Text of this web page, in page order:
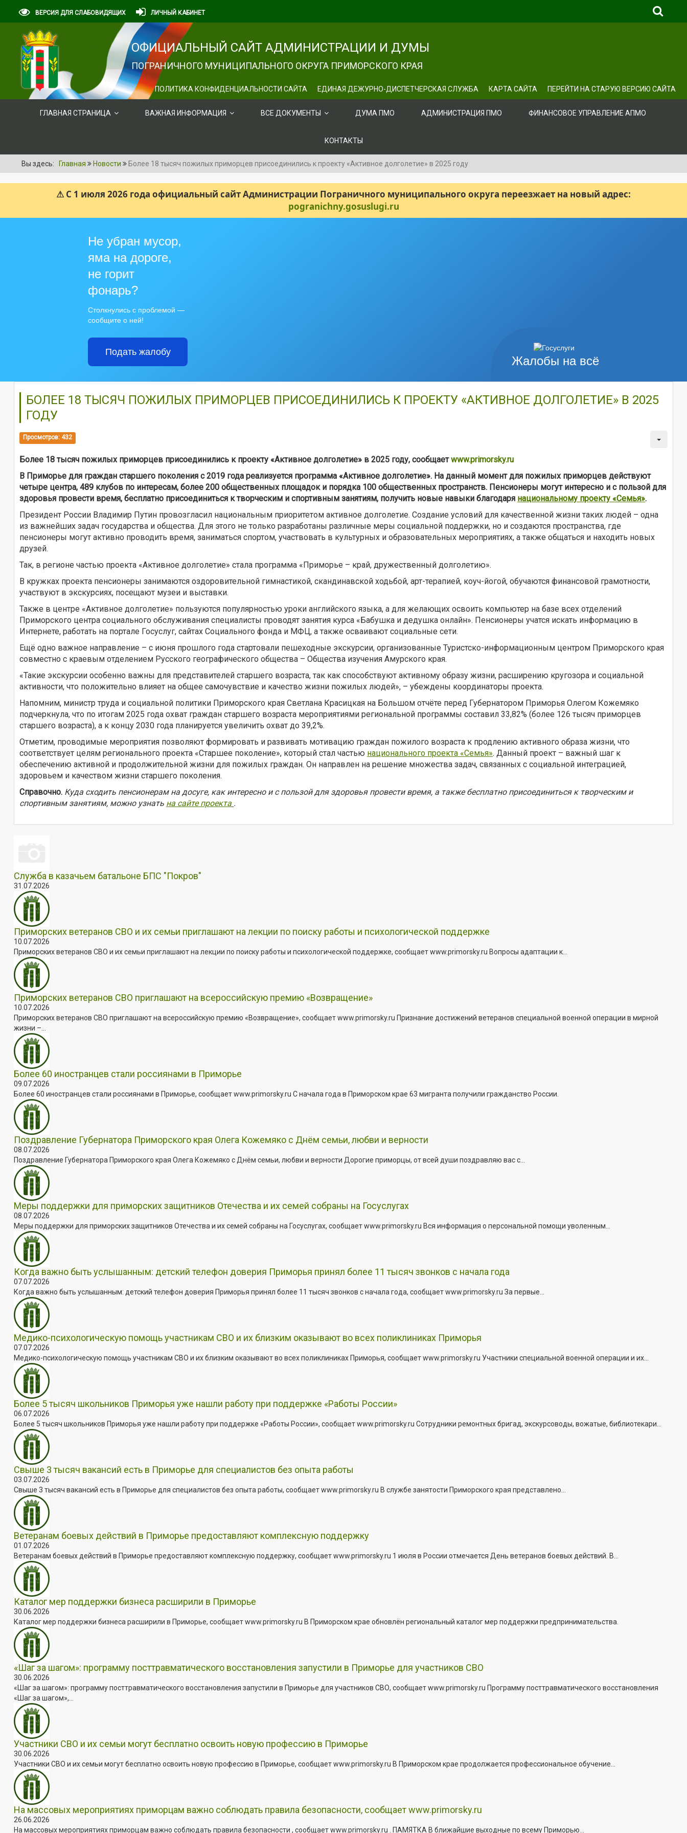
ВЕРСИЯ ДЛЯ СЛАБОВИДЯЩИХ ЛИЧНЫЙ КАБИНЕТ
ОФИЦИАЛЬНЫЙ САЙТ АДМИНИСТРАЦИИ И ДУМЫ
ПОГРАНИЧНОГО МУНИЦИПАЛЬНОГО ОКРУГА ПРИМОРСКОГО КРАЯ
ПОЛИТИКА КОНФИДЕНЦИАЛЬНОСТИ САЙТА ЕДИНАЯ ДЕЖУРНО-ДИСПЕТЧЕРСКАЯ СЛУЖБА КАРТА САЙТА ПЕРЕЙТИ НА СТАРУЮ ВЕРСИЮ САЙТА
ГЛАВНАЯ СТРАНИЦА ВАЖНАЯ ИНФОРМАЦИЯ ВСЕ ДОКУМЕНТЫ ДУМА ПМО АДМИНИСТРАЦИЯ ПМО ФИНАНСОВОЕ УПРАВЛЕНИЕ АПМО
КОНТАКТЫ
Вы здесь: Главная Новости Более 18 тысяч пожилых приморцев присоединились к проекту «Активное долголетие» в 2025 году
⚠ С 1 июля 2026 года официальный сайт Администрации Пограничного муниципального округа переезжает на новый адрес:
pogranichny.gosuslugi.ru
Жалобы на всё
Не убран мусор,
яма на дороге,
не горит
фонарь?
Столкнулись с проблемой —
сообщите о ней!
Подать жалобу
БОЛЕЕ 18 ТЫСЯЧ ПОЖИЛЫХ ПРИМОРЦЕВ ПРИСОЕДИНИЛИСЬ К ПРОЕКТУ «АКТИВНОЕ ДОЛГОЛЕТИЕ» В 2025
ГОДУ
Просмотров: 432
Более 18 тысяч пожилых приморцев присоединились к проекту «Активное долголетие» в 2025 году, сообщаетwww.primorsky.ru
В Приморье для граждан старшего поколения с 2019 года реализуется программа «Активное долголетие». На данный момент для пожилых приморцев действуют
четыре центра, 489 клубов по интересам, более 200 общественных площадок и порядка 100 общественных пространств. Пенсионеры могут интересно и с пользой для
здоровья провести время, бесплатно присоединиться к творческим и спортивным занятиям, получить новые навыки благодаря национальному проекту «Семья».
Президент России Владимир Путин провозгласил национальным приоритетом активное долголетие. Создание условий для качественной жизни таких людей – одна
из важнейших задач государства и общества. Для этого не только разработаны различные меры социальной поддержки, но и создаются пространства, где
пенсионеры могут активно проводить время, заниматься спортом, участвовать в культурных и образовательных мероприятиях, а также общаться и находить новых
друзей.
Так, в регионе частью проекта «Активное долголетие» стала программа «Приморье – край, дружественный долголетию».
В кружках проекта пенсионеры занимаются оздоровительной гимнастикой, скандинавской ходьбой, арт-терапией, коуч-йогой, обучаются финансовой грамотности,
участвуют в экскурсиях, посещают музеи и выставки.
Также в центре «Активное долголетие» пользуются популярностью уроки английского языка, а для желающих освоить компьютер на базе всех отделений
Приморского центра социального обслуживания специалисты проводят занятия курса «Бабушка и дедушка онлайн». Пенсионеры учатся искать информацию в
Интернете, работать на портале Госуслуг, сайтах Социального фонда и МФЦ, а также осваивают социальные сети.
Ещё одно важное направление – с июня прошлого года стартовали пешеходные экскурсии, организованные Туристско-информационным центром Приморского края
совместно с краевым отделением Русского географического общества – Общества изучения Амурского края.
«Такие экскурсии особенно важны для представителей старшего возраста, так как способствуют активному образу жизни, расширению кругозора и социальной
активности, что положительно влияет на общее самочувствие и качество жизни пожилых людей», – убеждены координаторы проекта.
Напомним, министр труда и социальной политики Приморского края Светлана Красицкая на Большом отчёте перед Губернатором Приморья Олегом Кожемяко
подчеркнула, что по итогам 2025 года охват граждан старшего возраста мероприятиями региональной программы составил 33,82% (более 126 тысяч приморцев
старшего возраста), а к концу 2030 года планируется увеличить охват до 39,2%.
Отметим, проводимые мероприятия позволяют формировать и развивать мотивацию граждан пожилого возраста к продлению активного образа жизни, что
соответствует целям регионального проекта «Старшее поколение», который стал частью национального проекта «Семья». Данный проект – важный шаг к
обеспечению активной и продолжительной жизни для пожилых граждан. Он направлен на решение множества задач, связанных с социальной интеграцией,
здоровьем и качеством жизни старшего поколения.
Справочно. Куда сходить пенсионерам на досуге, как интересно и с пользой для здоровья провести время, а также бесплатно присоединиться к творческим и
спортивным занятиям, можно узнать на сайте проекта .
Служба в казачьем батальоне БПС "Покров"
31.07.2026
Приморских ветеранов СВО и их семьи приглашают на лекции по поиску работы и психологической поддержке
10.07.2026
Приморских ветеранов СВО и их семьи приглашают на лекции по поиску работы и психологической поддержке, сообщает www.primorsky.ru Вопросы адаптации к...
Приморских ветеранов СВО приглашают на всероссийскую премию «Возвращение»
10.07.2026
Приморских ветеранов СВО приглашают на всероссийскую премию «Возвращение», сообщает www.primorsky.ru Признание достижений ветеранов специальной военной операции в мирной
жизни –...
Более 60 иностранцев стали россиянами в Приморье
09.07.2026
Более 60 иностранцев стали россиянами в Приморье, сообщает www.primorsky.ru С начала года в Приморском крае 63 мигранта получили гражданство России.
Поздравление Губернатора Приморского края Олега Кожемяко с Днём семьи, любви и верности
08.07.2026
Поздравление Губернатора Приморского края Олега Кожемяко с Днём семьи, любви и верности Дорогие приморцы, от всей души поздравляю вас с...
Меры поддержки для приморских защитников Отечества и их семей собраны на Госуслугах
08.07.2026
Меры поддержки для приморских защитников Отечества и их семей собраны на Госуслугах, сообщает www.primorsky.ru Вся информация о персональной помощи уволенным...
Когда важно быть услышанным: детский телефон доверия Приморья принял более 11 тысяч звонков с начала года
07.07.2026
Когда важно быть услышанным: детский телефон доверия Приморья принял более 11 тысяч звонков с начала года, сообщает www.primorsky.ru За первые...
Медико-психологическую помощь участникам СВО и их близким оказывают во всех поликлиниках Приморья
07.07.2026
Медико-психологическую помощь участникам СВО и их близким оказывают во всех поликлиниках Приморья, сообщает www.primorsky.ru Участники специальной военной операции и их...
Более 5 тысяч школьников Приморья уже нашли работу при поддержке «Работы России»
06.07.2026
Более 5 тысяч школьников Приморья уже нашли работу при поддержке «Работы России», сообщает www.primorsky.ru Сотрудники ремонтных бригад, экскурсоводы, вожатые, библиотекари...
Свыше 3 тысяч вакансий есть в Приморье для специалистов без опыта работы
03.07.2026
Свыше 3 тысяч вакансий есть в Приморье для специалистов без опыта работы, сообщает www.primorsky.ru В службе занятости Приморского края представлено...
Ветеранам боевых действий в Приморье предоставляют комплексную поддержку
01.07.2026
Ветеранам боевых действий в Приморье предоставляют комплексную поддержку, сообщает www.primorsky.ru 1 июля в России отмечается День ветеранов боевых действий. В...
Каталог мер поддержки бизнеса расширили в Приморье
30.06.2026
Каталог мер поддержки бизнеса расширили в Приморье, сообщает www.primorsky.ru В Приморском крае обновлён региональный каталог мер поддержки предпринимательства.
«Шаг за шагом»: программу посттравматического восстановления запустили в Приморье для участников СВО
30.06.2026
«Шаг за шагом»: программу посттравматического восстановления запустили в Приморье для участников СВО, сообщает www.primorsky.ru Программу посттравматического восстановления
«Шаг за шагом»,...
Участники СВО и их семьи могут бесплатно освоить новую профессию в Приморье
30.06.2026
Участники СВО и их семьи могут бесплатно освоить новую профессию в Приморье, сообщает www.primorsky.ru В Приморском крае продолжается профессиональное обучение...
На массовых мероприятиях приморцам важно соблюдать правила безопасности, сообщает www.primorsky.ru
26.06.2026
На массовых мероприятиях приморцам важно соблюдать правила безопасности , сообщает www.primorsky.ru . ПАМЯТКА В ближайшие выходные по всему Приморью...